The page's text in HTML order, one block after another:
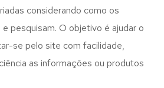
considerando como os
pesquisam. O objetivo é ajudar o
se pelo site com facilidade,
as informações ou produtos